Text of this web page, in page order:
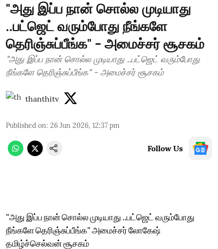
"அது இப்ப நான் சொல்ல முடியாது
..பட்ஜெட் வரும்போது நீங்களே
தெரிஞ்சுப்பீங்க" - அமைச்சர் சூசகம்
"அது இப்ப நான் சொல்ல முடியாது ..பட்ஜெட் வரும்போது
நீங்களே தெரிஞ்சுப்பீங்க" - அமைச்சர் சூசகம்
thanthitv
Published on: 26 Jun 2026, 12:37 pm
Follow Us
"அது இப்ப நான் சொல்ல முடியாது ..பட்ஜெட் வரும்போது
நீங்களே தெரிஞ்சுப்பீங்க" அமைச்சர் லோகேஷ்
தமிழ்ச்செல்வன் சூசகம்